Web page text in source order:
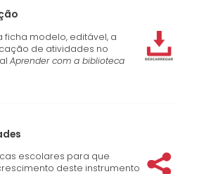
ficha modelo, editável, a
de atividades no
Aprender com a biblioteca
escolares para que
deste instrumento